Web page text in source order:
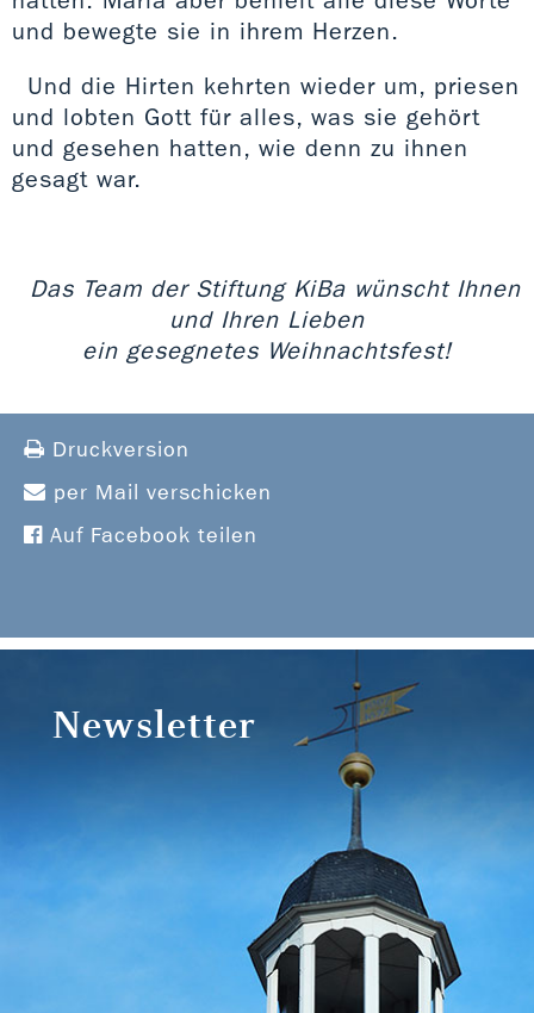
und bewegte sie in ihrem Herzen.
Und die Hirten kehrten wieder um, priesen
und lobten Gott für alles, was sie gehört
und gesehen hatten, wie denn zu ihnen
gesagt war.
Das Team der Stiftung KiBa wünscht Ihnen
und Ihren Lieben
ein gesegnetes Weihnachtsfest!
Druckversion
per Mail verschicken
Auf Facebook teilen
Newsletter